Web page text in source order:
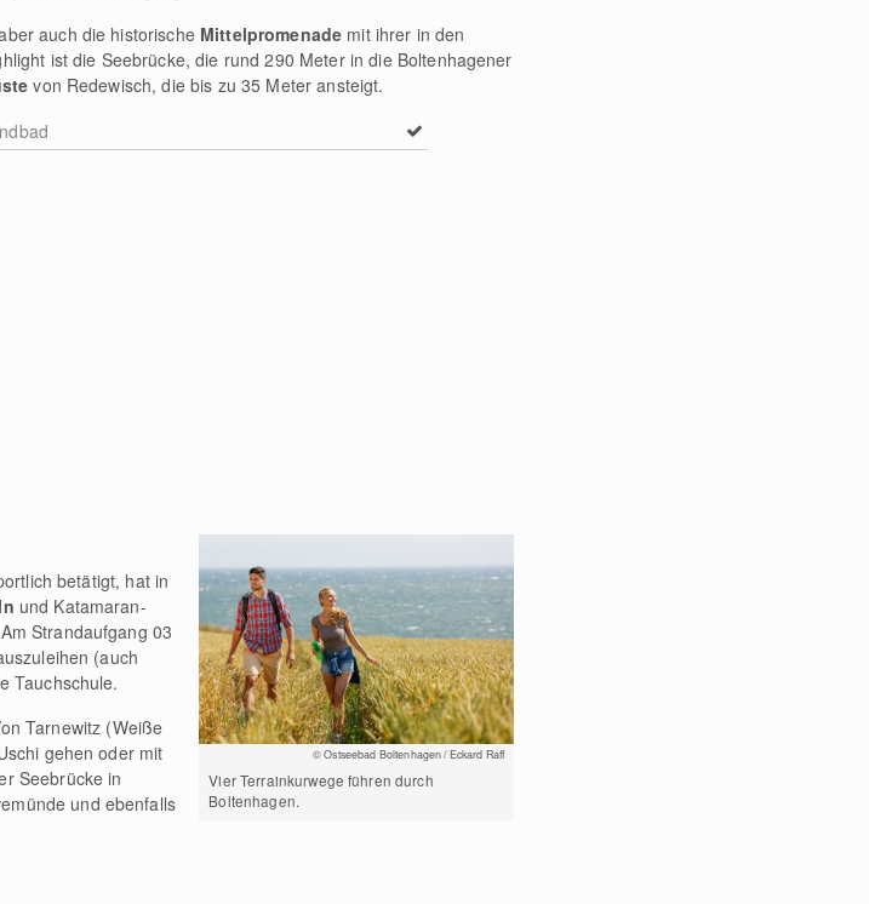
auch die historische Mittelpromenade mit ihrer in den
ist die Seebrücke, die rund 290 Meter in die Boltenhagener
von Redewisch, die bis zu 35 Meter ansteigt.
© Ostseebad Boltenhagen / Eckard Raff
Vier Terrainkurwege führen durch
Boltenhagen.
betätigt, hat in
und Katamaran-
Strandaufgang 03
(auch
Tauchschule.
Tarnewitz (Weiße
gehen oder mit
Seebrücke in
und ebenfalls